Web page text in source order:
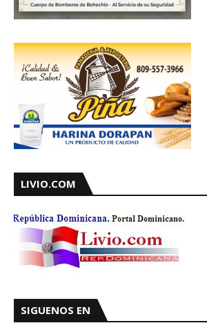
LIVIO.COM
SIGUENOS EN